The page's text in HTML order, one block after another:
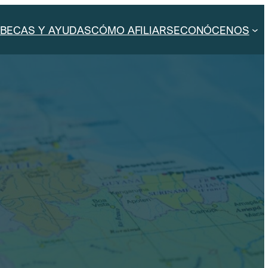
BECAS Y AYUDASCÓMO AFILIARSECONÓCENOS